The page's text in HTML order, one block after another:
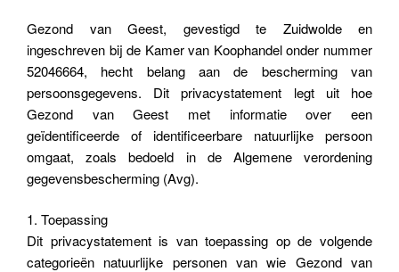
Gezond van Geest, gevestigd te Zuidwolde en
ingeschreven bij de Kamer van Koophandel onder nummer
52046664, hecht belang aan de bescherming van
persoonsgegevens. Dit privacystatement legt uit hoe
Gezond van Geest met informatie over een
geïdentificeerde of identificeerbare natuurlijke persoon
omgaat, zoals bedoeld in de Algemene verordening
gegevensbescherming (Avg).
1. Toepassing
Dit privacystatement is van toepassing op de volgende
categorieën natuurlijke personen van wie Gezond van